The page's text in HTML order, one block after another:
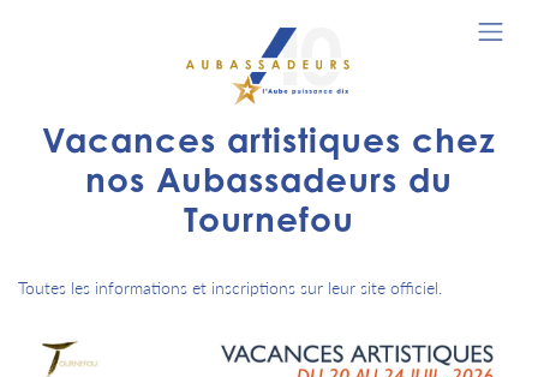
Vacances artistiques chez
nos Aubassadeurs du
Tournefou
Toutes les informations et inscriptions sur leur site officiel.